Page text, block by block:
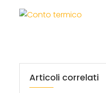
Articoli correlati